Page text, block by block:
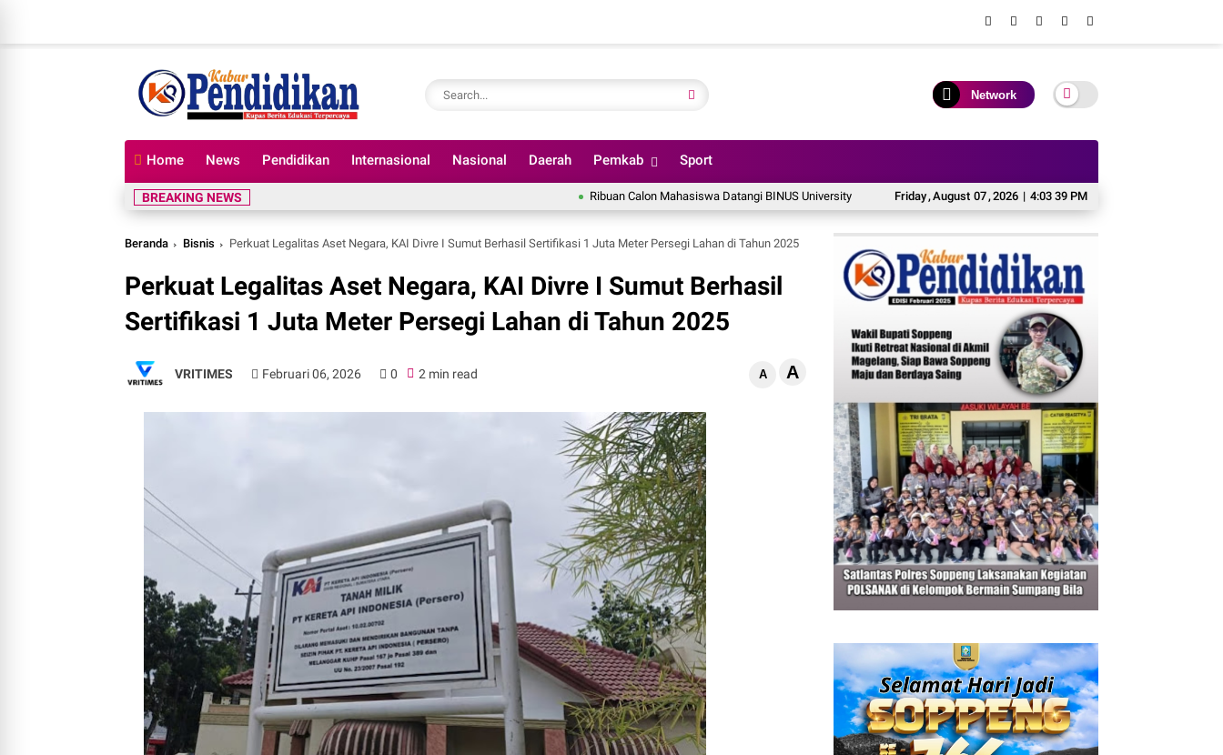
Network
Home News Pendidikan Internasional Nasional Daerah Pemkab Sport
Friday,August 07,2026 | 4:03 40 PM
BREAKING NEWS Ribuan Calon Mahasiswa Datangi BINUS University Wujudkan Langkah Awal Menuju Karier Global KAI Daop 2 Pastikan
Beranda Bisnis Perkuat Legalitas Aset Negara, KAI Divre I Sumut Berhasil Sertifikasi 1 Juta Meter Persegi Lahan di Tahun 2025
Perkuat Legalitas Aset Negara, KAI Divre I Sumut Berhasil
Sertifikasi 1 Juta Meter Persegi Lahan di Tahun 2025
VRITIMES Februari 06, 2026 0 2 min read A A